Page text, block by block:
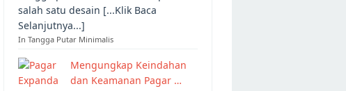
salah satu desain [...Klik Baca
Selanjutnya...]
In Tangga Putar Minimalis
Mengungkap Keindahan
dan Keamanan Pagar …